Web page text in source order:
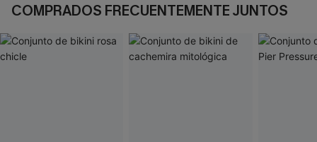
COMPRADOS FRECUENTEMENTE JUNTOS